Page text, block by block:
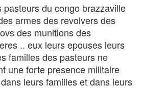
pasteurs du congo brazzaville
armes des revolvers des
des munitions des
.. eux leurs epouses leurs
familles des pasteurs ne
une forte presence militaire
leurs familles et dans leurs